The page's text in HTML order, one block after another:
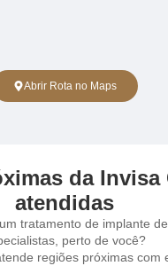
Abrir Rota no Maps
da Invisa
atendidas
tratamento de implante
perto de você?
regiões próximas com